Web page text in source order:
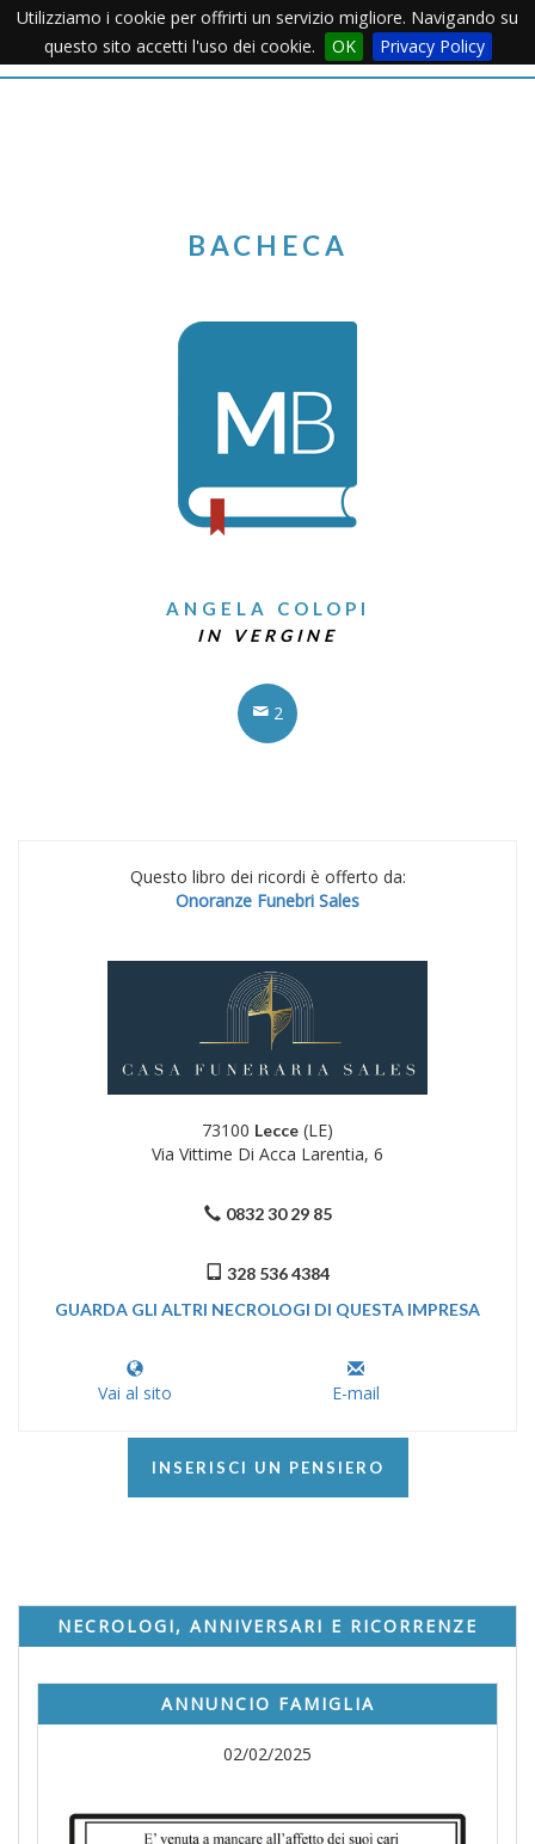
Utilizziamo i cookie per offrirti un servizio migliore. Navigando su
questo sito accetti l'uso dei cookie.
OK Privacy PolicyMenu
BACHECA
ANGELA COLOPI
IN VERGINE
2
Questo libro dei ricordi è offerto da:
Onoranze Funebri Sales
73100 Lecce (LE)
Via Vittime Di Acca Larentia, 6
0832 30 29 85
328 536 4384
GUARDA GLI ALTRI NECROLOGI DI QUESTA IMPRESA
Vai al sito E-mail
INSERISCI UN PENSIERO
NECROLOGI, ANNIVERSARI E RICORRENZE
ANNUNCIO FAMIGLIA
02/02/2025